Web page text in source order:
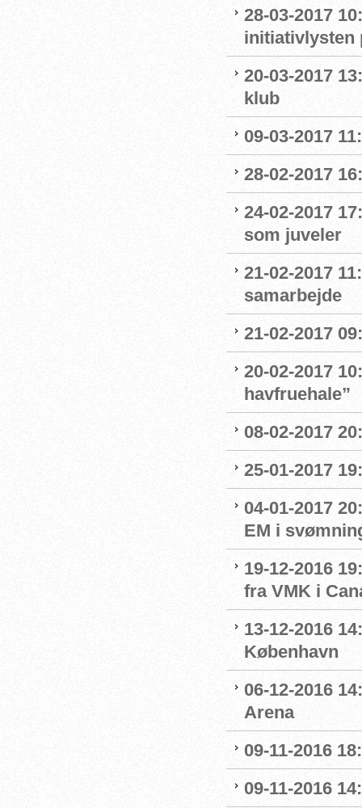
28-03-2017
initiativlysten
20-03-2017
klub
09-03-2017
28-02-2017
24-02-2017
som juveler
21-02-2017
samarbejde
21-02-2017
20-02-2017
havfruehale”
08-02-2017
25-01-2017
04-01-2017
EM i
19-12-2016
fra VMK i
13-12-2016
København
06-12-2016
Arena
09-11-2016
09-11-2016